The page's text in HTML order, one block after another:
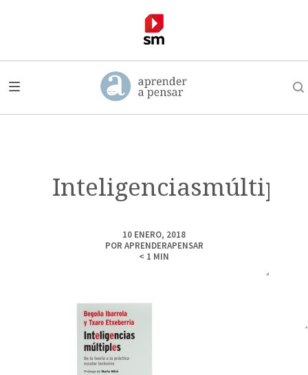
10 ENERO, 2018
POR APRENDERAPENSAR
< 1 MIN